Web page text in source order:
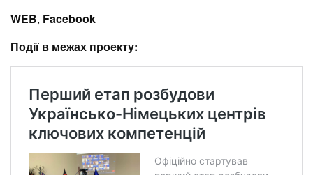
WEB, Facebook
Події в межах проекту: